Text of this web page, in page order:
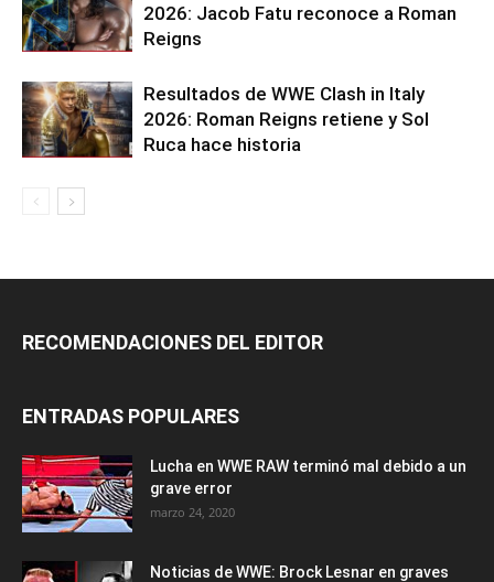
2026: Jacob Fatu reconoce a Roman
Reigns
Resultados de WWE Clash in Italy
2026: Roman Reigns retiene y Sol
Ruca hace historia
RECOMENDACIONES DEL EDITOR
ENTRADAS POPULARES
Lucha en WWE RAW terminó mal debido a un
grave error
marzo 24, 2020
Noticias de WWE: Brock Lesnar en graves